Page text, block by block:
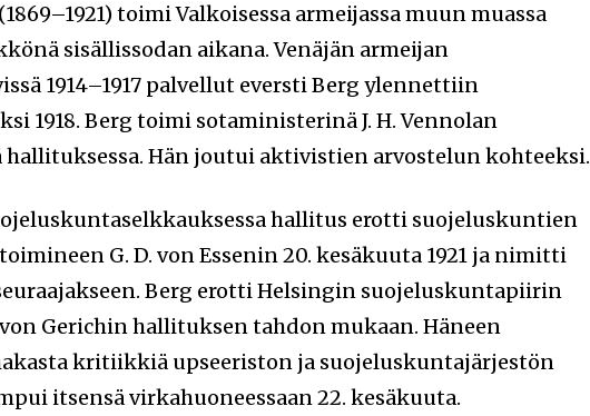
toimi Valkoisessa armeijassa muun muassa
sisällissodan aikana. Venäjän armeijan
1914–1917 palvellut eversti Berg ylennettiin
1918. Berg toimi sotaministerinä J. H. Vennolan
hallituksessa. Hän joutui aktivistien arvostelun kohteeksi.
hallitus erotti suojeluskuntien
G. D. von Essenin 20. kesäkuuta 1921 ja nimitti
Berg erotti Helsingin suojeluskuntapiirin
Gerichin hallituksen tahdon mukaan. Häneen
kritiikkiä upseeriston ja suojeluskuntajärjestön
itsensä virkahuoneessaan 22. kesäkuuta.